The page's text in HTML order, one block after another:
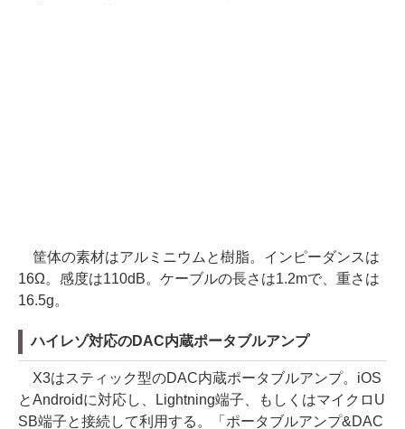
筐体の素材はアルミニウムと樹脂。インピーダンスは
16Ω。感度は110dB。ケーブルの長さは1.2mで、重さは
16.5g。
ハイレゾ対応のDAC内蔵ポータブルアンプ
X3はスティック型のDAC内蔵ポータブルアンプ。iOS
とAndroidに対応し、Lightning端子、もしくはマイクロU
SB端子と接続して利用する。「ポータブルアンプ&DAC